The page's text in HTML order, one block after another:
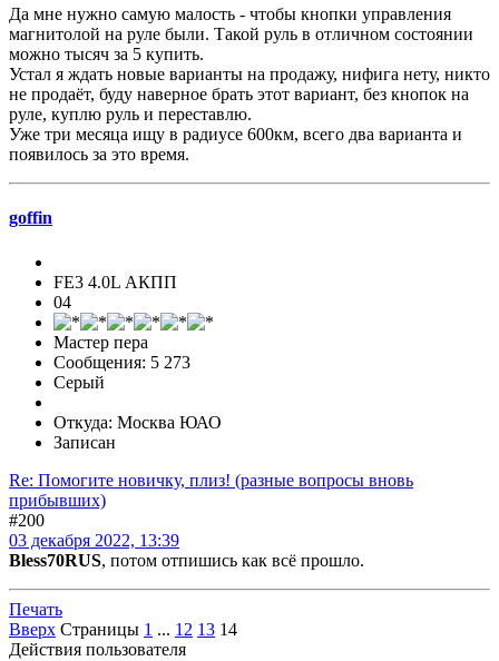
Да мне нужно самую малость - чтобы кнопки управления
магнитолой на руле были. Такой руль в отличном состоянии
можно тысяч за 5 купить.
Устал я ждать новые варианты на продажу, нифига нету, никто
не продаёт, буду наверное брать этот вариант, без кнопок на
руле, куплю руль и переставлю.
Уже три месяца ищу в радиусе 600км, всего два варианта и
появилось за это время.
goffin
FE3 4.0L АКПП
04
Мастер пера
Сообщения: 5 273
Серый
Откуда: Москва ЮАО
Записан
Re: Помогите новичку, плиз! (разные вопросы вновь
прибывших)
#200
03 декабря 2022, 13:39
Bless70RUS, потом отпишись как всё прошло.
Печать
Вверх Страницы 1 ... 12 13 14
Действия пользователя